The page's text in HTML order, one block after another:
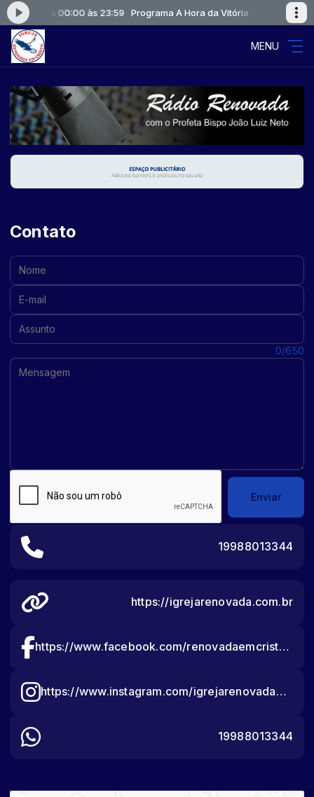
Vitória das 00:00 às 23:59 Programa A Hora da Vitória das 00:00 às
MENU
Contato
Nome:
E-mail:
Assunto:
0/650
Enviar
19988013344
https://igrejarenovada.com.br
https://www.facebook.com/renovadaemcristo18
https://www.instagram.com/igrejarenovadaoficial/
19988013344